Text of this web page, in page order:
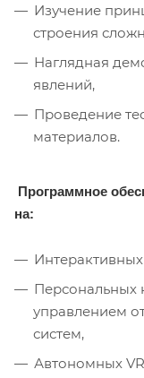
Изучение
строения
Наглядная
явлений,
Проведение
материалов.
Программное
на:
Персональных
управлением
систем,
Автономных